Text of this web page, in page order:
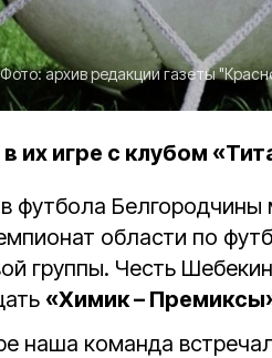
Фото:архив редакции газеты
их игре с клубом
футбола Белгородчины
области по
группы. Честь
«Химик –
наша команда